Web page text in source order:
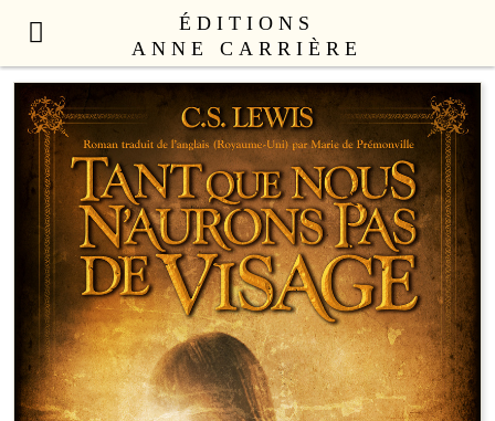
ÉDITIONS
ANNE CARRIÈRE
NOUVEAUTÉS
LITTÉRATURE FRANÇAISE
LITTÉRATURE ÉTRANGÈRE
NON FICTION
ANNE CARRIÈRE UNIVERS
SEX APPEAL
CATALOGUE
AUTEURS
LE COLLECTIF
CONTACT